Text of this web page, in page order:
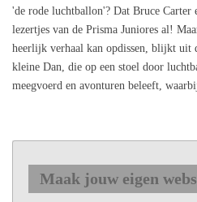
'de rode luchtballon'? Dat Bruce Carter
lezertjes van de Prisma Juniores al!
heerlijk verhaal kan opdissen, blijkt uit
kleine Dan, die op een stoel door
meegvoerd en avonturen beleeft,
Maak jouw eigen